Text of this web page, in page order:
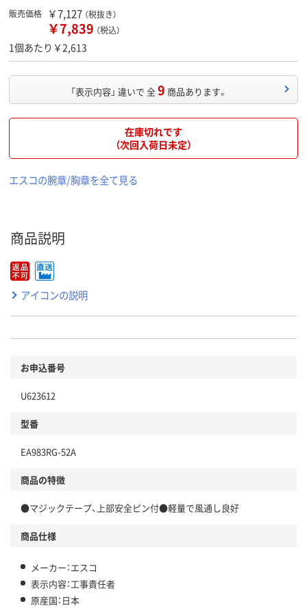
販売価格 ￥7,127 （税抜き）
￥7,839 （税込）
1個あたり￥2,613
「表示内容」 違いで 全9 商品あります。
在庫切れです
（次回入荷日未定）
エスコの腕章/胸章を全て見る
商品説明
アイコンの説明
お申込番号
U623612
型番
EA983RG-52A
商品の特徴
●マジックテープ、上部安全ピン付●軽量で風通し良好
商品仕様
メーカー：エスコ
表示内容：工事責任者
原産国：日本